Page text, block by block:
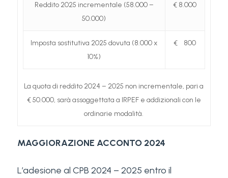
Reddito 2025 incrementale (58.000 –
50.000)
€ 8.000
Imposta sostitutiva 2025 dovuta (8.000 x
10%)
€ 800
La quota di reddito 2024 – 2025 non incrementale, pari a
€ 50.000, sarà assoggettata a IRPEF e addizionali con le
ordinarie modalità.
MAGGIORAZIONE ACCONTO 2024
L’adesione al CPB 2024 – 2025 entro il